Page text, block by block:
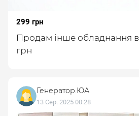
299 грн
Продам інше обладнання в
грн
Генератор.ЮА
13 Сер. 2025 00:28